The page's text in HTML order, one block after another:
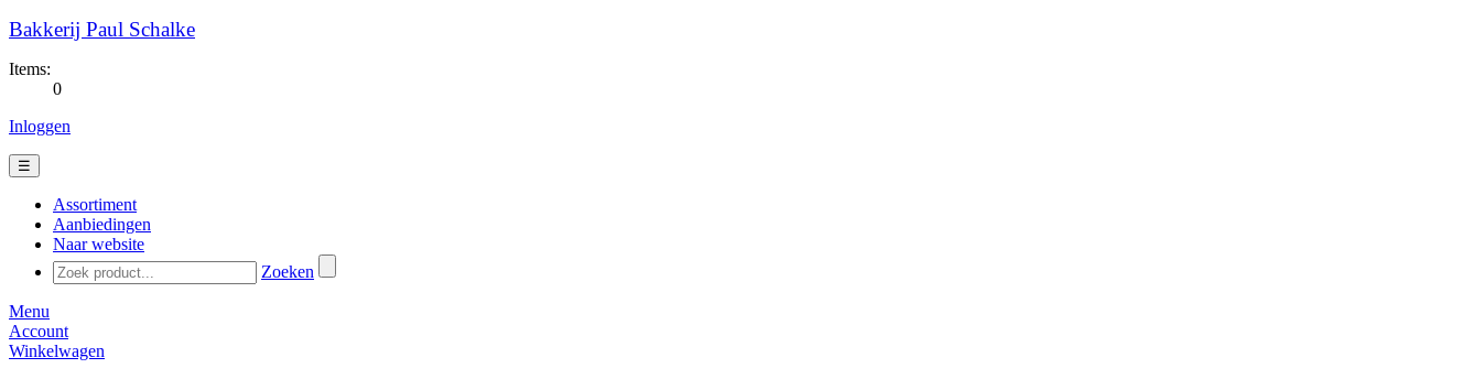
Bakkerij Paul Schalke
Items:
0
Inloggen
☰
Assortiment
Aanbiedingen
Naar website
Zoeken
Menu
Account
Winkelwagen